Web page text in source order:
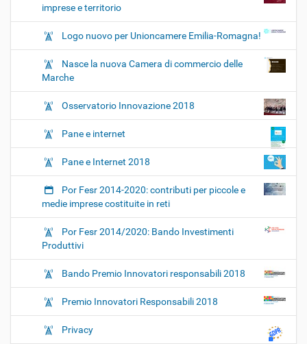
imprese e territorio
Logo nuovo per Unioncamere Emilia-Romagna!
Nasce la nuova Camera di commercio delle
Marche
Osservatorio Innovazione 2018
Pane e internet
Pane e Internet 2018
Por Fesr 2014-2020: contributi per piccole e
medie imprese costituite in reti
Por Fesr 2014/2020: Bando Investimenti
Produttivi
Bando Premio Innovatori responsabili 2018
Premio Innovatori Responsabili 2018
Privacy